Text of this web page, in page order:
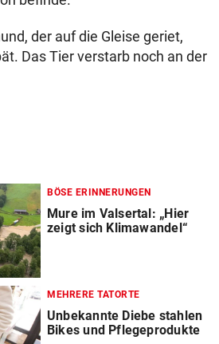
der auf die Gleise geriet,
Das Tier verstarb noch an der
BÖSE ERINNERUNGEN
Mure im Valsertal: „Hier
zeigt sich Klimawandel“
MEHRERE TATORTE
Unbekannte Diebe stahlen
Bikes und Pflegeprodukte